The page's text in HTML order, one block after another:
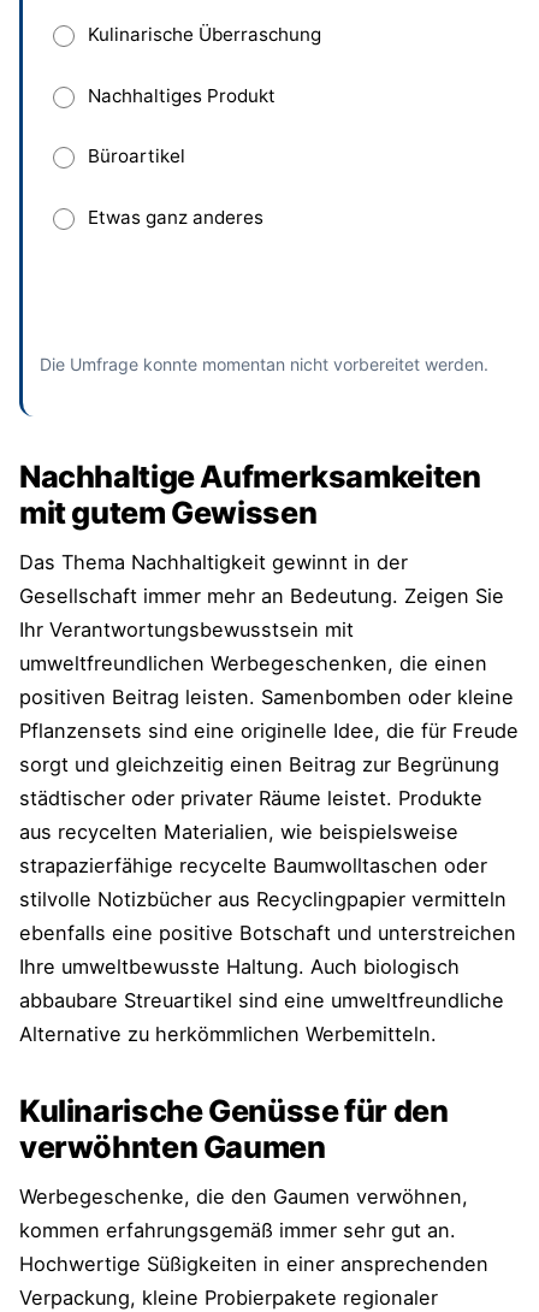
Kulinarische Überraschung
Nachhaltiges Produkt
Büroartikel
Etwas ganz anderes
Die Umfrage konnte momentan nicht vorbereitet werden.
Nachhaltige Aufmerksamkeiten
mit gutem Gewissen
Das Thema Nachhaltigkeit gewinnt in der
Gesellschaft immer mehr an Bedeutung. Zeigen Sie
Ihr Verantwortungsbewusstsein mit
umweltfreundlichen Werbegeschenken, die einen
positiven Beitrag leisten. Samenbomben oder kleine
Pflanzensets sind eine originelle Idee, die für Freude
sorgt und gleichzeitig einen Beitrag zur Begrünung
städtischer oder privater Räume leistet. Produkte
aus recycelten Materialien, wie beispielsweise
strapazierfähige recycelte Baumwolltaschen oder
stilvolle Notizbücher aus Recyclingpapier vermitteln
ebenfalls eine positive Botschaft und unterstreichen
Ihre umweltbewusste Haltung. Auch biologisch
abbaubare Streuartikel sind eine umweltfreundliche
Alternative zu herkömmlichen Werbemitteln.
Kulinarische Genüsse für den
verwöhnten Gaumen
Werbegeschenke, die den Gaumen verwöhnen,
kommen erfahrungsgemäß immer sehr gut an.
Hochwertige Süßigkeiten in einer ansprechenden
Verpackung, kleine Probierpakete regionaler